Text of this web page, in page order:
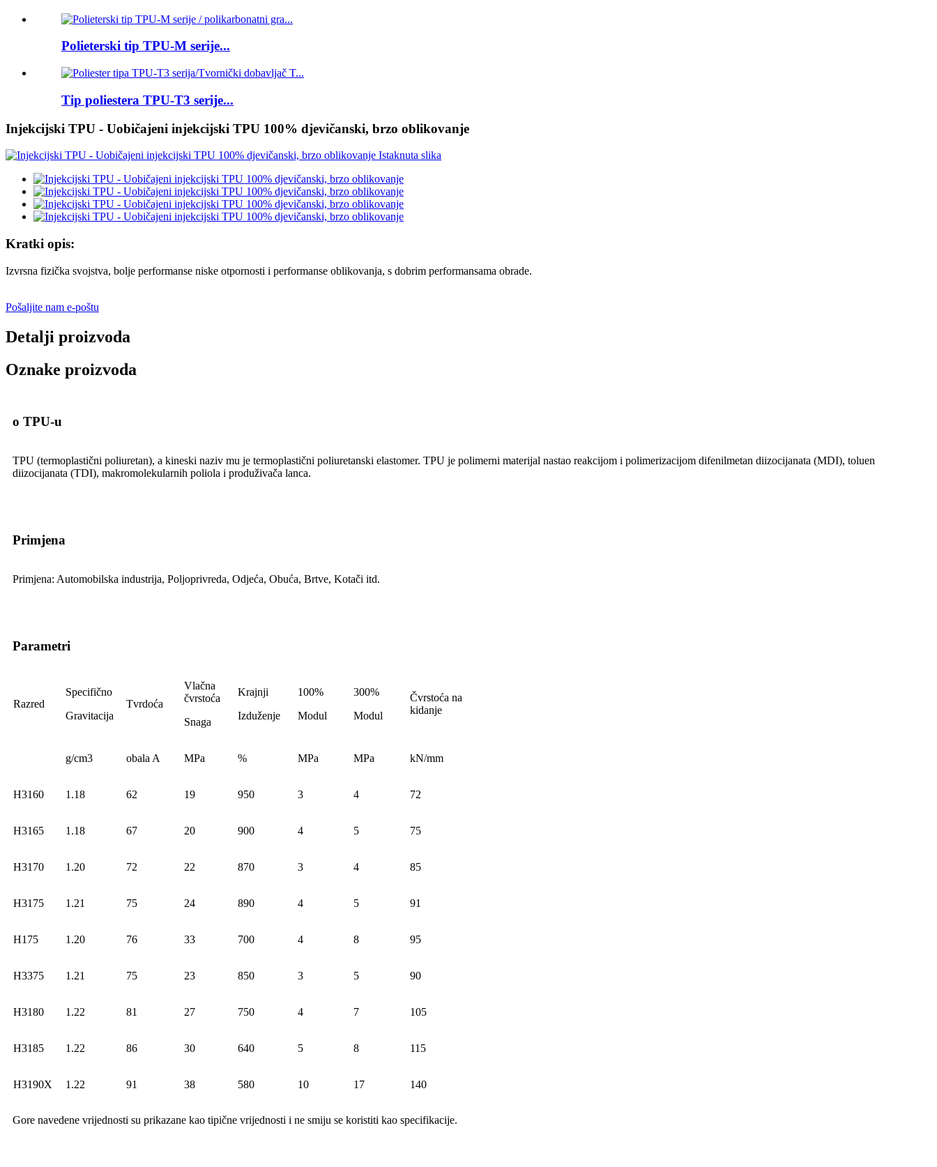
Polieterski tip TPU-M serije...
Tip poliestera TPU-T3 serije...
Injekcijski TPU - Uobičajeni injekcijski TPU 100% djevičanski, brzo oblikovanje
Kratki opis:
Izvrsna fizička svojstva, bolje performanse niske otpornosti i performanse oblikovanja, s dobrim performansama obrade.
Pošaljite nam e-poštu
Detalji proizvoda
Oznake proizvoda
o TPU-u
TPU (termoplastični poliuretan), a kineski naziv mu je termoplastični poliuretanski elastomer. TPU je polimerni materijal nastao reakcijom i polimerizacijom difenilmetan diizocijanata (MDI), toluen
diizocijanata (TDI), makromolekularnih poliola i produživača lanca.
Primjena
Primjena: Automobilska industrija, Poljoprivreda, Odjeća, Obuća, Brtve, Kotači itd.
Parametri
Razred
Specifično
Gravitacija
Tvrdoća
Vlačna
čvrstoća
Snaga
Krajnji
Izduženje
100%
Modul
300%
Modul
Čvrstoća na
kidanje
g/cm3 obala A MPa % MPa MPa kN/mm
H3160 1.18 62 19 950 3 4 72
H3165 1.18 67 20 900 4 5 75
H3170 1.20 72 22 870 3 4 85
H3175 1.21 75 24 890 4 5 91
H175 1.20 76 33 700 4 8 95
H3375 1.21 75 23 850 3 5 90
H3180 1.22 81 27 750 4 7 105
H3185 1.22 86 30 640 5 8 115
H3190X 1.22 91 38 580 10 17 140
Gore navedene vrijednosti su prikazane kao tipične vrijednosti i ne smiju se koristiti kao specifikacije.